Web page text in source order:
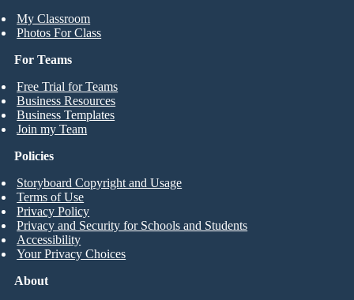
My Classroom
Photos For Class
For Teams
Free Trial for Teams
Business Resources
Business Templates
Join my Team
About
Policies
Storyboard Copyright and Usage
Terms of Use
Privacy Policy
Privacy and Security for Schools and Students
Accessibility
Your Privacy Choices